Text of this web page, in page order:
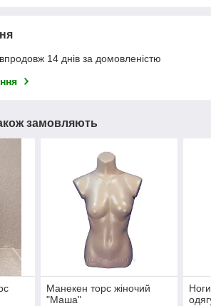
14 днів за домовленістю
замовляють
Манекен торс жіночий
"Маша"